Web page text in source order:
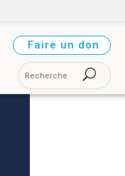
Faire un don